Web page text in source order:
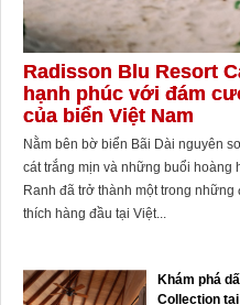
Radisson Blu Resort
hạnh phúc với đám
của biển Việt Nam
Nằm bên bờ biển Bãi Dài nguyên
cát trắng mịn và những buổi hoàng
Ranh đã trở thành một trong
thích hàng đầu tại Việt...
Khám phá
Collection